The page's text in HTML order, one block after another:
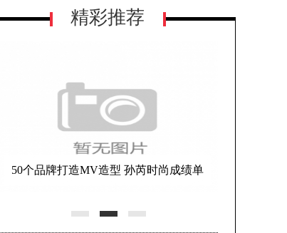
精彩推荐
徐百慧亮相轻松筹公益盛典 温暖笑容